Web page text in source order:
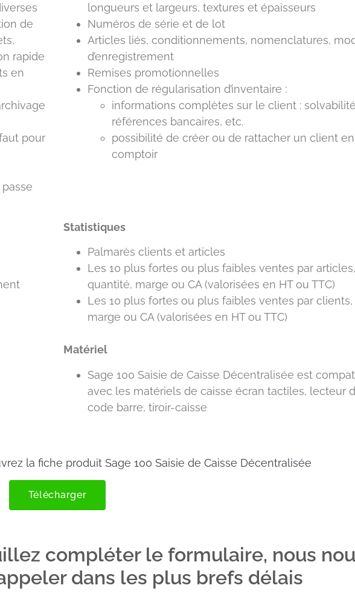
de
rapide
en
pour
longueurs et largeurs, textures et épaisseurs
Numéros de série et de lot
Articles liés, conditionnements, nomenclatures,
d’enregistrement
Remises promotionnelles
Fonction de régularisation d’inventaire :
informations complètes sur le client :
références bancaires, etc.
possibilité de créer ou de rattacher un client
comptoir
Statistiques
Palmarès clients et articles
Les 10 plus fortes ou plus faibles ventes par
quantité, marge ou CA (valorisées en HT ou TTC)
Les 10 plus fortes ou plus faibles ventes par clients,
marge ou CA (valorisées en HT ou TTC)
Matériel
Sage 100 Saisie de Caisse Décentralisée est
avec les matériels de caisse écran tactiles, lecteur
code barre, tiroir-caisse
la fiche produit Sage 100 Saisie de Caisse Décentralisée
Télécharger
compléter le formulaire, nous
dans les plus brefs délais